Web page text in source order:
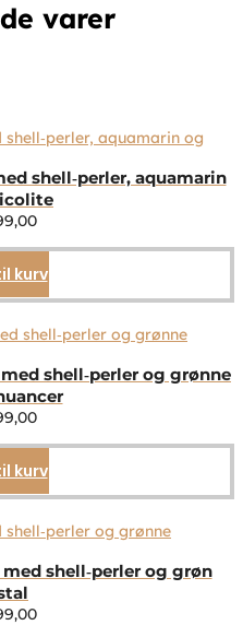
varer
shell‑perler, aquamarin
kurv
shell‑perler og grønne
kurv
shell‑perler og grøn